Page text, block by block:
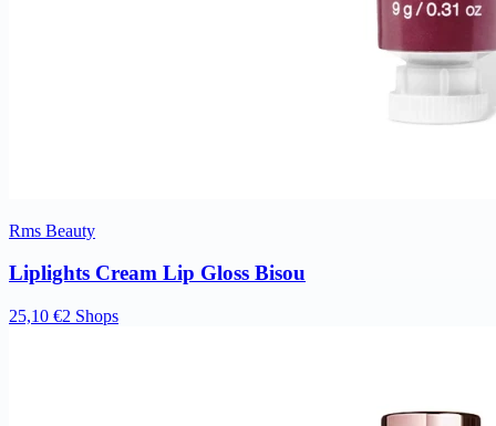
Rms Beauty
Liplights Cream Lip Gloss Bisou
25,10 €2 Shops